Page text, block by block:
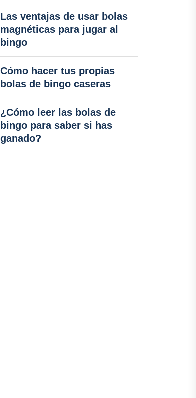
Las ventajas de usar bolas
magnéticas para jugar al
bingo
Cómo hacer tus propias
bolas de bingo caseras
¿Cómo leer las bolas de
bingo para saber si has
ganado?